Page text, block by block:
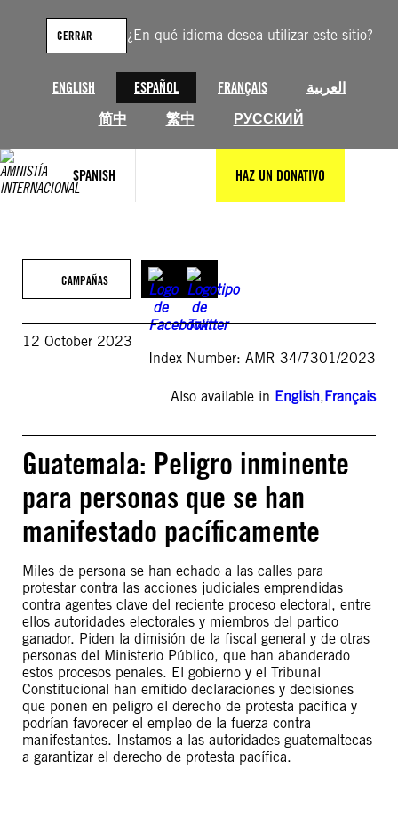
¿En qué idioma desea utilizar este sitio?
ENGLISH ESPAÑOL FRANÇAIS
العربية
简中
繁中 РУССКИЙ
CERRAR
SPANISH HAZ UN DONATIVO
contenido
CAMPAÑAS
12 October 2023
Index Number: AMR 34/7301/2023
Also available in English,Français
Guatemala: Peligro inminente
para personas que se han
manifestado pacíficamente
Miles de persona se han echado a las calles para
protestar contra las acciones judiciales emprendidas
contra agentes clave del reciente proceso electoral, entre
ellos autoridades electorales y miembros del partico
ganador. Piden la dimisión de la fiscal general y de otras
personas del Ministerio Público, que han abanderado
estos procesos penales. El gobierno y el Tribunal
Constitucional han emitido declaraciones y decisiones
que ponen en peligro el derecho de protesta pacífica y
podrían favorecer el empleo de la fuerza contra
manifestantes. Instamos a las autoridades guatemaltecas
a garantizar el derecho de protesta pacífica.